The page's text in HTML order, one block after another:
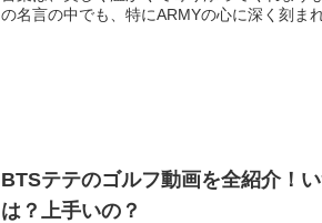
の名言の中でも、特にARMYの心に深く刻ま
BTSテテのゴルフ動画を全紹介！
は？上手いの？